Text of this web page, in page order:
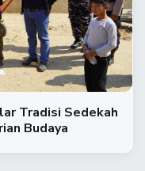
Tradisi Sedekah
Budaya